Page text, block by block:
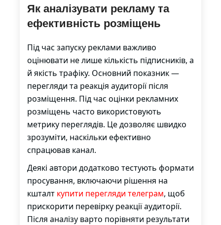
Як аналізувати рекламу та
ефективність розміщень
Під час запуску реклами важливо
оцінювати не лише кількість підписників, а
й якість трафіку. Основний показник —
перегляди та реакція аудиторії після
розміщення. Під час оцінки рекламних
розміщень часто використовують
метрику переглядів. Це дозволяє швидко
зрозуміти, наскільки ефективно
спрацював канал.
Деякі автори додатково тестують формати
просування, включаючи рішення на
кшталт купити перегляди телеграм, щоб
прискорити перевірку реакції аудиторії.
Після аналізу варто порівняти результати